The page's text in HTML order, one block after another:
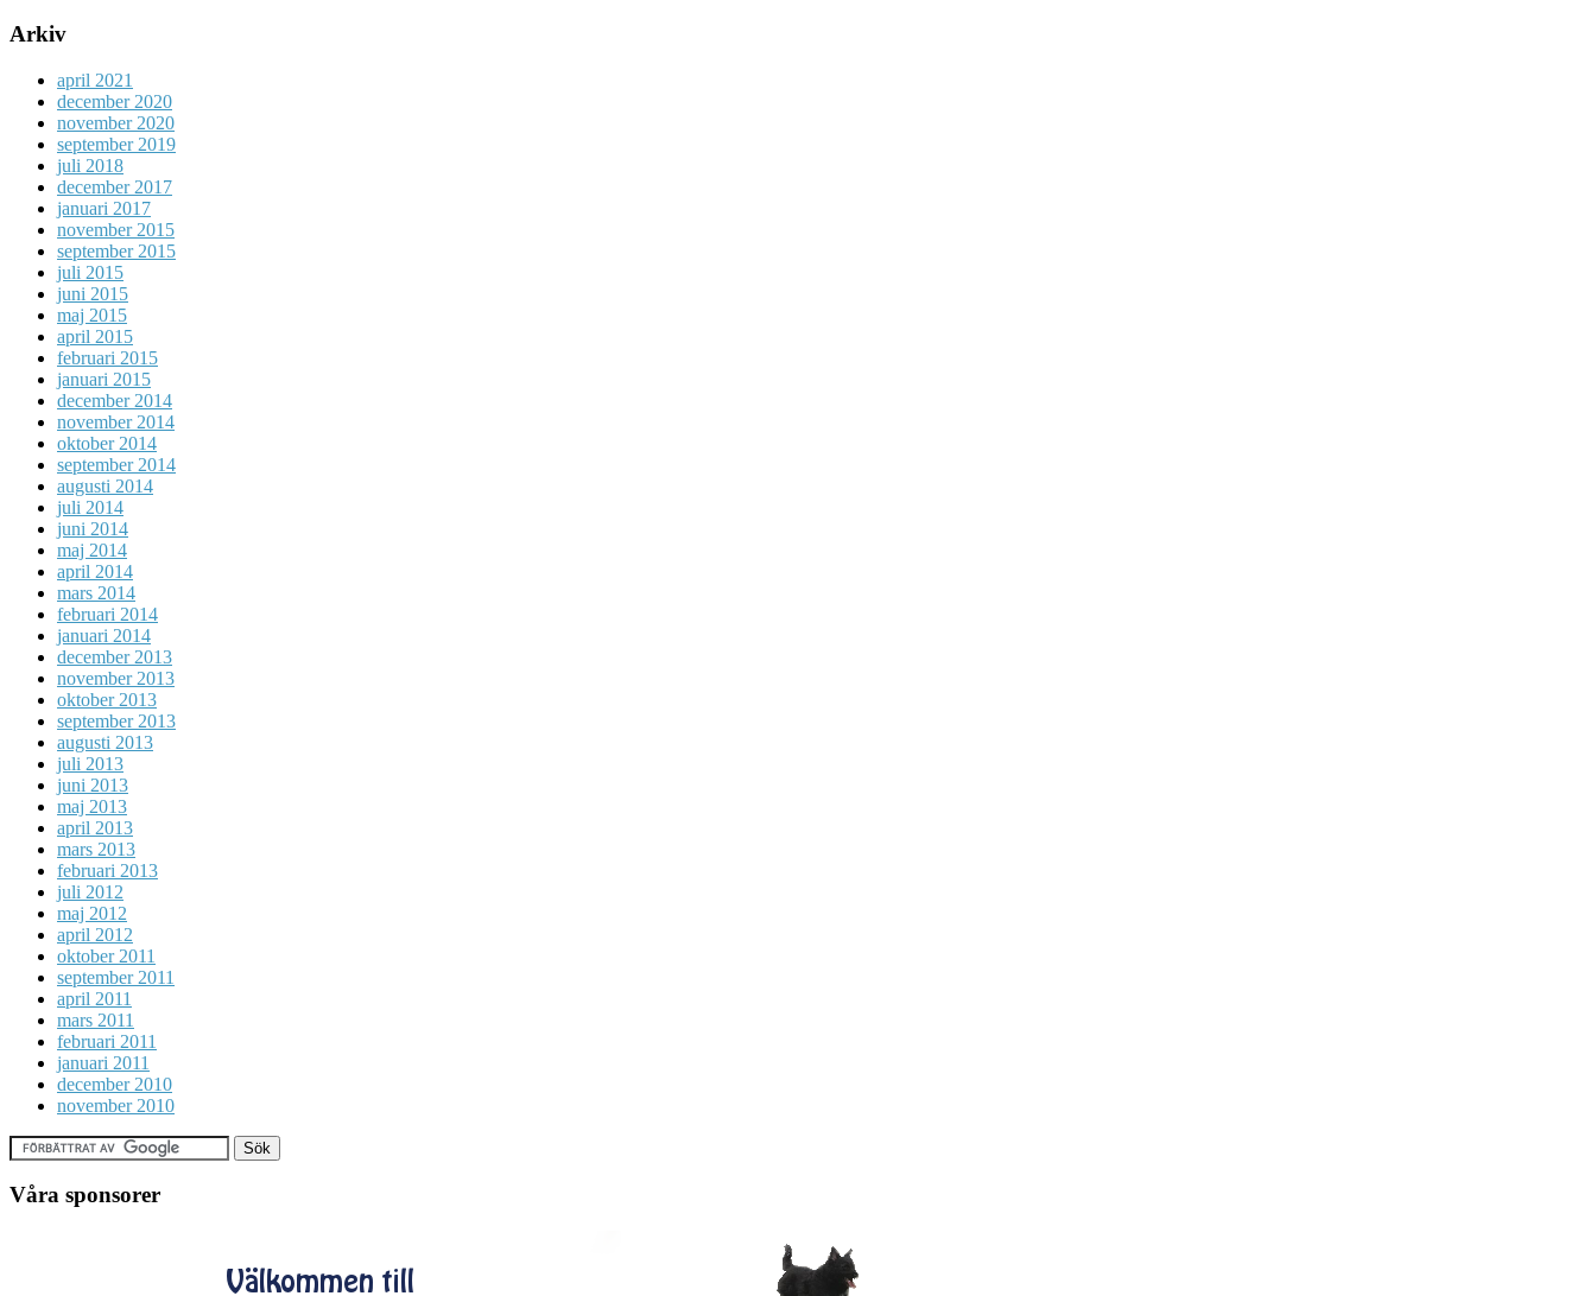
Arkiv
april 2021
december 2020
november 2020
september 2019
juli 2018
december 2017
januari 2017
november 2015
september 2015
juli 2015
juni 2015
maj 2015
april 2015
februari 2015
januari 2015
december 2014
november 2014
oktober 2014
september 2014
augusti 2014
juli 2014
juni 2014
maj 2014
april 2014
mars 2014
februari 2014
januari 2014
december 2013
november 2013
oktober 2013
september 2013
augusti 2013
juli 2013
juni 2013
maj 2013
april 2013
mars 2013
februari 2013
juli 2012
maj 2012
april 2012
oktober 2011
september 2011
april 2011
mars 2011
februari 2011
januari 2011
december 2010
november 2010
Våra sponsorer